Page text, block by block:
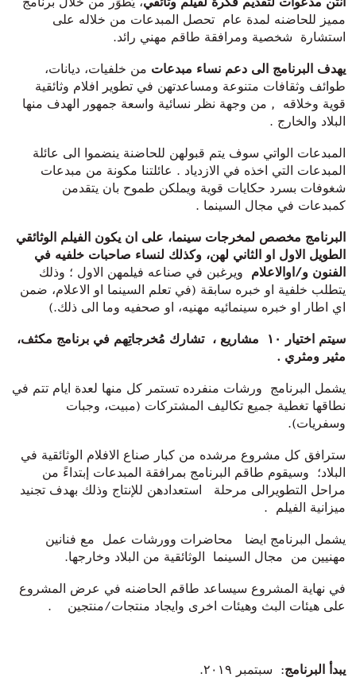
مميز للحاضنه لمدة عام تحصل المبدعات من خلاله على
استشارة شخصية ومرافقة طاقم مهني رائد.
يهدف البرنامج الى دعم نساء مبدعات من خلفيات، ديانات،
طوائف وثقافات متنوعة ومساعدتهن في تطوير افلام وثائقية
قوية وخلاقه , من وجهة نظر نسائية واسعة جمهور الهدف منها
البلاد والخارج .
المبدعات الواتي سوف يتم قبولهن للحاضنة ينضموا الى عائلة
المبدعات التي اخذه في الازدياد . عائلتنا مكونة من مبدعات
شغوفات بسرد حكايات قوية ويملكن طموح بان يتقدمن
كمبدعات في مجال السينما .
البرنامج مخصص لمخرجات سينما، على ان يكون الفيلم الوثائقي
الطويل الاول او الثاني لهن، وكذلك لنساء صاحبات خلفيه في
الفنون و/اوالاعلام ويرغبن في صناعه فيلمهن الاول ؛ وذلك
يتطلب خلفية او خبره سابقة (في تعلم السينما او الاعلام، ضمن
اي اطار او خبره سينمائيه مهنيه، او صحفيه وما الى ذلك.)
سيتم اختيار ١٠ مشاريع ، تشارك مُخرجاتِهم في برنامج مكثف،
مثير ومثري .
يشمل البرنامج ورشات منفرده تستمر كل منها لعدة ايام تتم في
نطاقها تغطية جميع تكاليف المشتركات (مبيت، وجبات
وسفريات).
سترافق كل مشروع مرشده من كبار صناع الافلام الوثائقية في
البلاد؛ وسيقوم طاقم البرنامج بمرافقة المبدعات إبتداءً من
مراحل التطويرالى مرحلة استعدادهن للإنتاج وذلك بهدف تجنيد
ميزانية الفيلم .
يشمل البرنامج ايضا محاضرات وورشات عمل مع فنانين
مهنيين من مجال السينما الوثائقية من البلاد وخارجها.
في نهاية المشروع سيساعد طاقم الحاضنه في عرض المشروع
على هيئات البث وهيئات اخرى وايجاد منتجات/منتجين .
يبدأ البرنامج: سبتمبر ٢٠١٩.